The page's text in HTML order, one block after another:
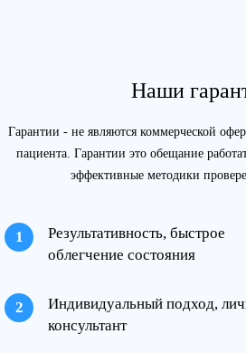
Наши
Гарантии - не являются коммерческой
пациента. Гарантии это обещание
эффективные методики
Результативность, быстрое
облегчение состояния
Индивидуальный подход,
консультант